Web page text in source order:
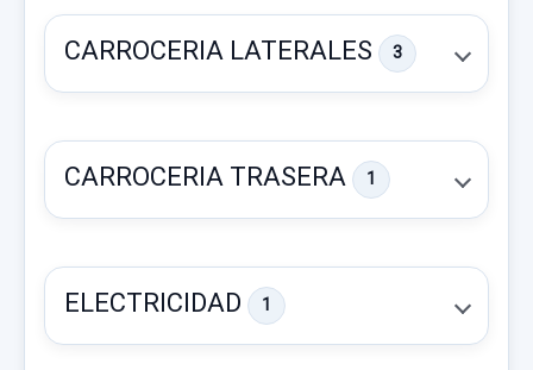
FORD GALAXY (CA1) LIMITED EDITION
CARROCERIA LATERALES 3
CARROCERIA TRASERA 1
ELECTRICIDAD 1